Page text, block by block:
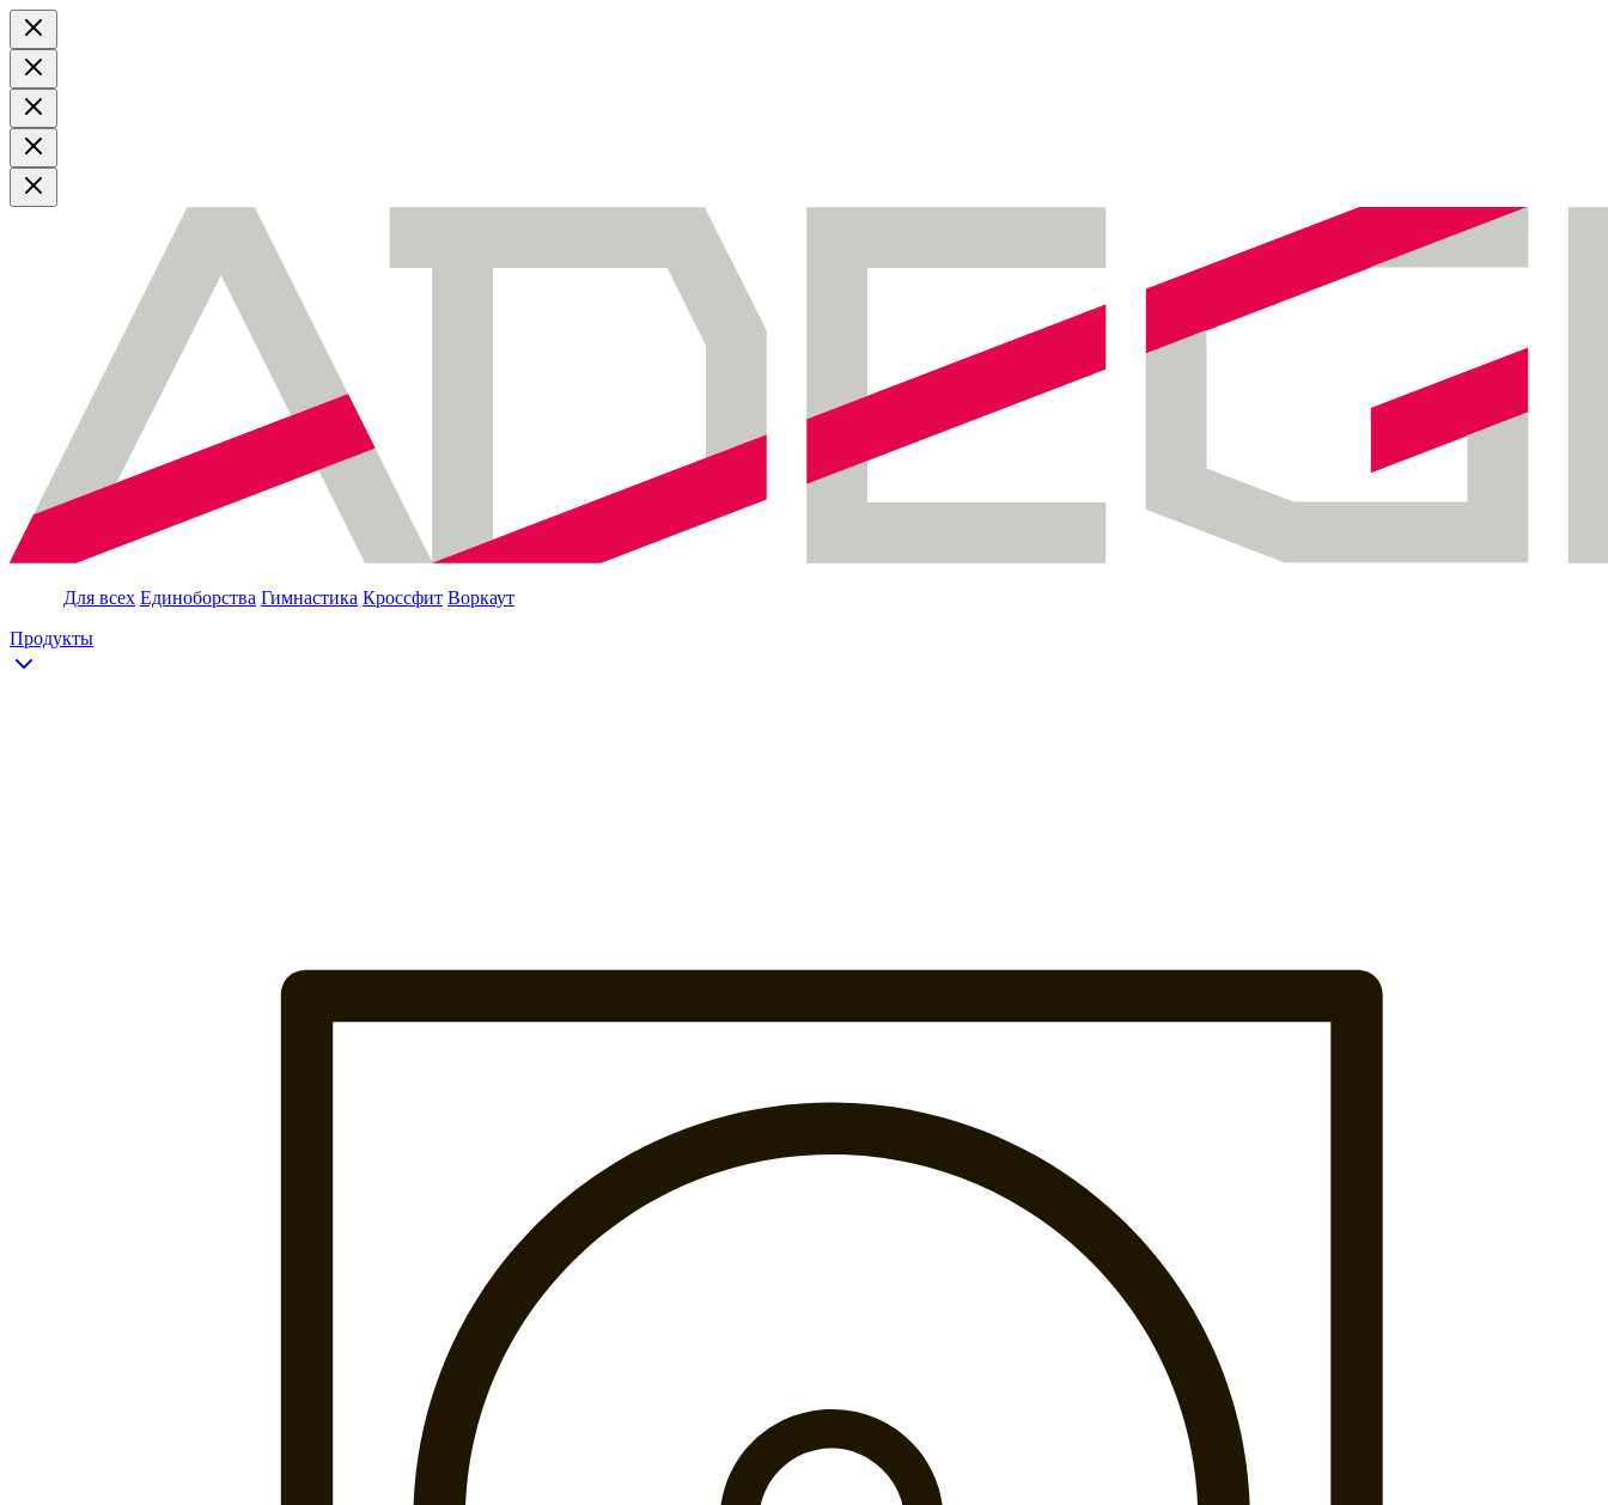
Для всех Единоборства Гимнастика Кроссфит Воркаут
Продукты